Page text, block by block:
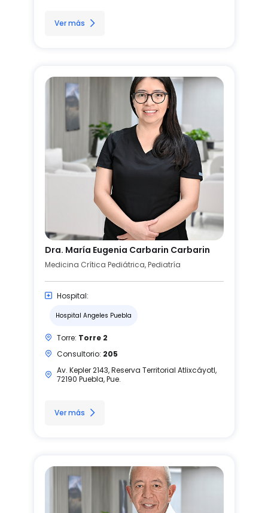
Ver más
Dra. María Eugenia Carbarin Carbarin
Medicina Crítica Pediátrica, Pediatría
Hospital:
Hospital Angeles Puebla
Torre: Torre 2
Consultorio: 205
Av. Kepler 2143, Reserva Territorial Atlixcáyotl,
72190 Puebla, Pue.
Ver más